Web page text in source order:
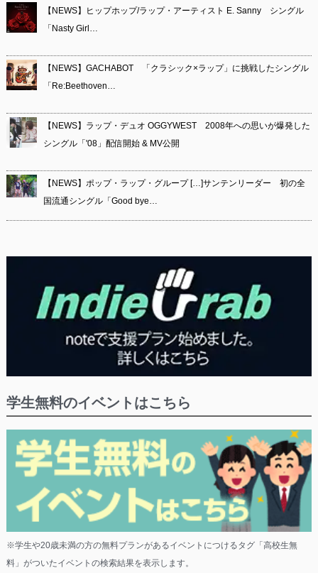
【NEWS】ヒップホップ/ラップ・アーティスト E. Sanny シングル
「Nasty Girl…
【NEWS】GACHABOT 「クラシック×ラップ」に挑戦したシングル
「Re:Beethoven…
【NEWS】ラップ・デュオ OGGYWEST 2008年への思いが爆発した
シングル「'08」配信開始 & MV公開
【NEWS】ポップ・ラップ・グループ […]サンテンリーダー 初の全
国流通シングル「Good bye…
学生無料のイベントはこちら
※学生や20歳未満の方の無料プランがあるイベントにつけるタグ「高校生無
料」がついたイベントの検索結果を表示します。